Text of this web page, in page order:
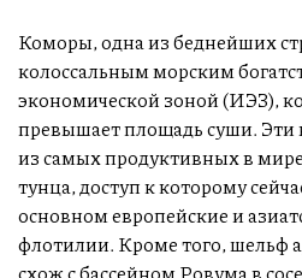
Коморы, одна из беднейших
колоссальным морским
экономической зоной (ИЭЗ),
превышает площадь суши.
из самых продуктивных в
тунца, доступ к которому
основном европейские и
флотилии. Кроме того, шельф